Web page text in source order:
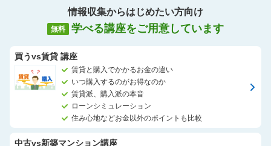
情報収集からはじめたい方向け
無料 学べる講座をご用意しています
買うvs賃貸 講座
賃貸と購入でかかるお金の違い
いつ購入するのがお得なのか
賃貸派、購入派の本音
ローンシミュレーション
住み心地などお金以外のポイントも比較
中古vs新築マンション講座